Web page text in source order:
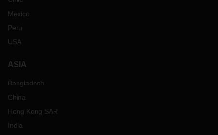
Mexico
Peru
USA
ASIA
Bangladesh
China
Hong Kong SAR
India